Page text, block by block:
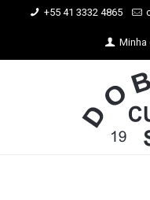
+55 41 3332 4865
Minha